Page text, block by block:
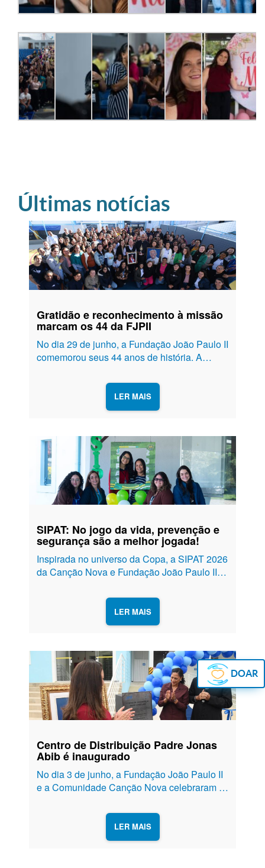
Últimas notícias
Gratidão e reconhecimento à missão
marcam os 44 da FJPII
No dia 29 de junho, a Fundação João Paulo II
comemorou seus 44 anos de história. A
oração, ação de graças e reconhecimento à
dedicação de todos aqueles que fazem parte
desta missão. Uma...
LER MAIS
SIPAT: No jogo da vida, prevenção e
segurança são a melhor jogada!
Inspirada no universo da Copa, a SIPAT 2026
da Canção Nova e Fundação João Paulo II
entrarem em campo por um objetivo comum:
fortalecer a cultura do cuidado, da prevenção
e da valorização da vida....
LER MAIS
Centro de Distribuição Padre Jonas
Abib é inaugurado
No dia 3 de junho, a Fundação João Paulo II
e a Comunidade Canção Nova celebraram a
Padre Jonas Abib, em Cachoeira Paulista
(SP), marcando mais um importante capítulo
na história da obra de...
LER MAIS
DOAR